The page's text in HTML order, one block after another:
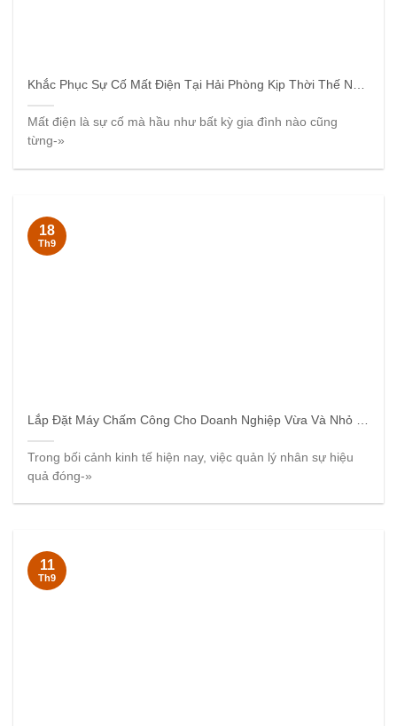
Khắc Phục Sự Cố Mất Điện Tại Hải Phòng Kịp Thời Thế Nào?
Mất điện là sự cố mà hầu như bất kỳ gia đình nào cũng
từng-»
Trong bối cảnh kinh tế hiện nay, việc quản lý nhân sự hiệu
quả đóng-»
18
Th9
11
Th9